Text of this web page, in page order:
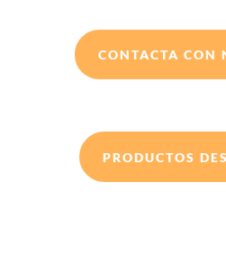
CONTACTA CON
PRODUCTOS